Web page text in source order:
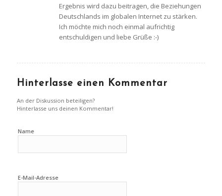
Ergebnis wird dazu beitragen, die Beziehungen
Deutschlands im globalen Internet zu stärken.
Ich möchte mich noch einmal aufrichtig
entschuldigen und liebe Grüße :-)
Hinterlasse einen Kommentar
An der Diskussion beteiligen?
Hinterlasse uns deinen Kommentar!
Name
E-Mail-Adresse